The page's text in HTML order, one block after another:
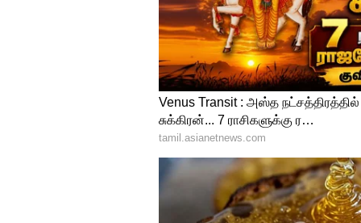
ICRA
இத்திட்டத்தின் கீழ், மின்சார
10,000/kWhல் இருந்து ரூ.
வாகனத்திற்கு அதிகபட்சமாக
மின்சார இரு சக்கர
பங்கு ஆரம்ப கொள்முதல்